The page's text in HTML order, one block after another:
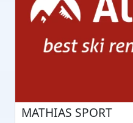
MATHIAS SPORT